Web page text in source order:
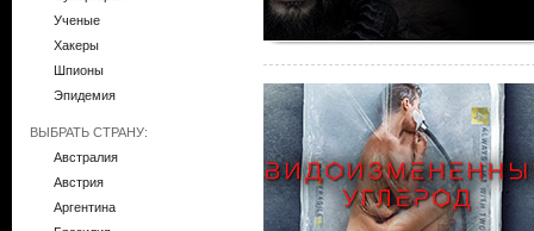
Ученые
Хакеры
Шпионы
Эпидемия
ВЫБРАТЬ СТРАНУ:
Австралия
Австрия
Аргентина